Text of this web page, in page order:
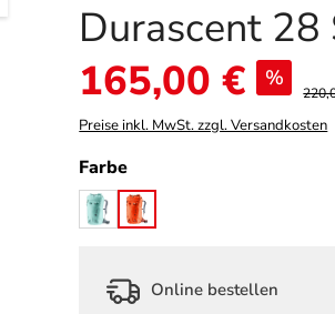
Durascent 28
Verkaufspreis:
165,00 € %
Preise inkl. MwSt. zzgl. Versandkosten
Farbeauswählen
glacier/graphite
papaya/redwood
Online bestellen